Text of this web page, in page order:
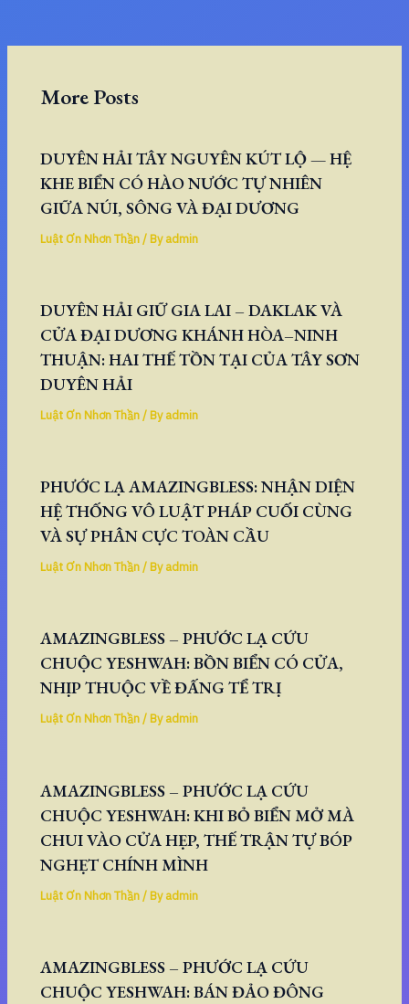
More Posts
DUYÊN HẢI TÂY NGUYÊN KÚT LỘ — HỆ
KHE BIỂN CÓ HÀO NƯỚC TỰ NHIÊN
GIỮA NÚI, SÔNG VÀ ĐẠI DƯƠNG
Luật Ơn Nhơn Thần/ Byadmin
DUYÊN HẢI GIỮ GIA LAI – DAKLAK VÀ
CỬA ĐẠI DƯƠNG KHÁNH HÒA–NINH
THUẬN: HAI THẾ TỒN TẠI CỦA TÂY SƠN
DUYÊN HẢI
Luật Ơn Nhơn Thần/ Byadmin
PHƯỚC LẠ AMAZINGBLESS: NHẬN DIỆN
HỆ THỐNG VÔ LUẬT PHÁP CUỐI CÙNG
VÀ SỰ PHÂN CỰC TOÀN CẦU
Luật Ơn Nhơn Thần/ Byadmin
AMAZINGBLESS – PHƯỚC LẠ CỨU
CHUỘC YESHWAH: BỒN BIỂN CÓ CỬA,
NHỊP THUỘC VỀ ĐẤNG TỂ TRỊ
Luật Ơn Nhơn Thần/ Byadmin
AMAZINGBLESS – PHƯỚC LẠ CỨU
CHUỘC YESHWAH: KHI BỎ BIỂN MỞ MÀ
CHUI VÀO CỬA HẸP, THẾ TRẬN TỰ BÓP
NGHẸT CHÍNH MÌNH
Luật Ơn Nhơn Thần/ Byadmin
AMAZINGBLESS – PHƯỚC LẠ CỨU
CHUỘC YESHWAH: BÁN ĐẢO ĐÔNG